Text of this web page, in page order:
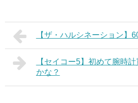
【ザ・ハルシネーション】
【セイコー5】初めて腕時
かな？